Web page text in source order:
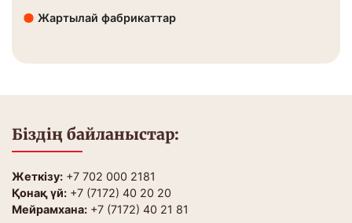
Жартылай фабрикаттар
Біздің байланыстар:
Жеткізу: +7 702 000 2181
Қонақ үй: +7 (7172) 40 20 20
Мейрамхана: +7 (7172) 40 21 81